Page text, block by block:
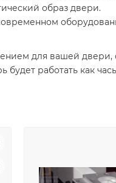
образ двери.
для вашей
будет работать как